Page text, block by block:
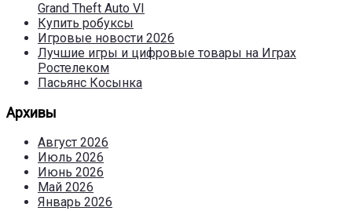
Grand Theft Auto VI
Купить робуксы
Игровые новости 2026
Лучшие игры и цифровые товары на Играх
Ростелеком
Пасьянс Косынка
Архивы
Август 2026
Июль 2026
Июнь 2026
Май 2026
Январь 2026